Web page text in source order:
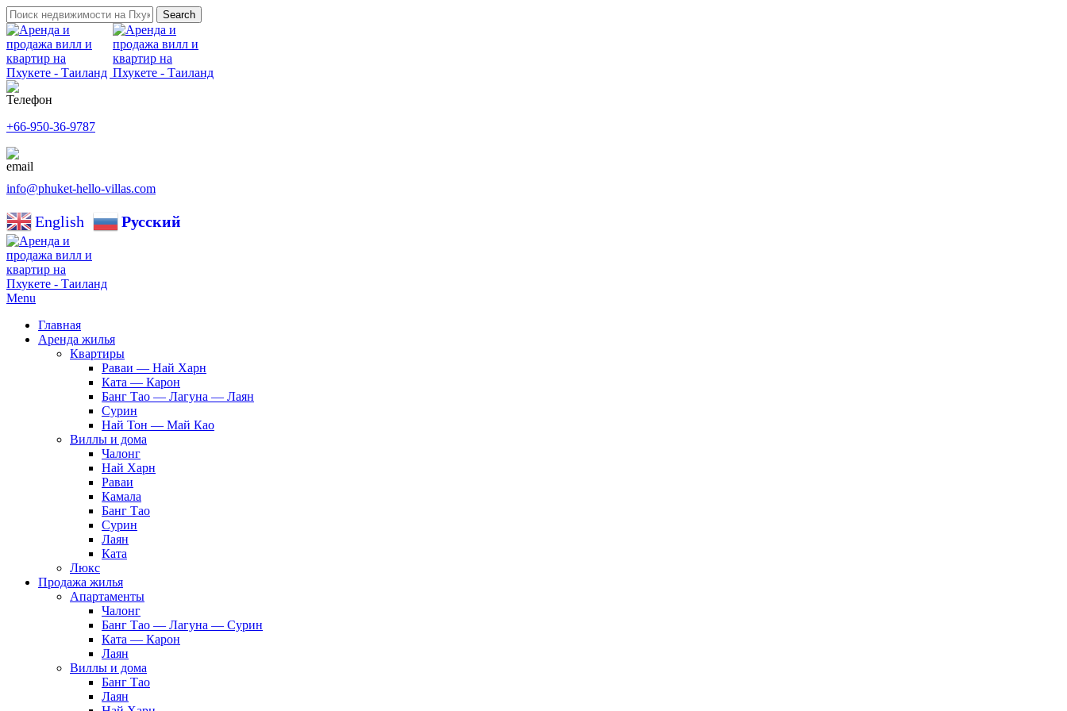
Search
+66-950-36-9787
info@phuket-hello-villas.com
English Русский
Menu
Главная
Аренда жилья
Квартиры
Раваи — Най Харн
Ката — Карон
Банг Тао — Лагуна — Лаян
Сурин
Най Тон — Май Као
Виллы и дома
Чалонг
Най Харн
Раваи
Камала
Банг Тао
Сурин
Лаян
Ката
Люкс
Продажа жилья
Апартаменты
Чалонг
Банг Тао — Лагуна — Сурин
Ката — Карон
Лаян
Виллы и дома
Банг Тао
Лаян